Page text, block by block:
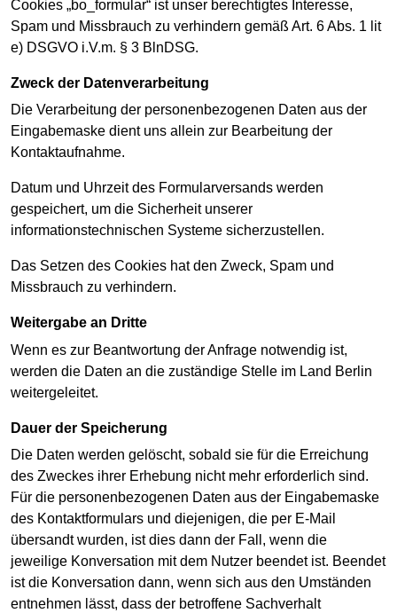
Cookies „bo_formular“ ist unser berechtigtes Interesse,
Spam und Missbrauch zu verhindern gemäß Art. 6 Abs. 1 lit
e) DSGVO i.V.m. § 3 BlnDSG.
Zweck der Datenverarbeitung
Die Verarbeitung der personenbezogenen Daten aus der
Eingabemaske dient uns allein zur Bearbeitung der
Kontaktaufnahme.
Datum und Uhrzeit des Formularversands werden
gespeichert, um die Sicherheit unserer
informationstechnischen Systeme sicherzustellen.
Das Setzen des Cookies hat den Zweck, Spam und
Missbrauch zu verhindern.
Weitergabe an Dritte
Wenn es zur Beantwortung der Anfrage notwendig ist,
werden die Daten an die zuständige Stelle im Land Berlin
weitergeleitet.
Dauer der Speicherung
Die Daten werden gelöscht, sobald sie für die Erreichung
des Zweckes ihrer Erhebung nicht mehr erforderlich sind.
Für die personenbezogenen Daten aus der Eingabemaske
des Kontaktformulars und diejenigen, die per E-Mail
übersandt wurden, ist dies dann der Fall, wenn die
jeweilige Konversation mit dem Nutzer beendet ist. Beendet
ist die Konversation dann, wenn sich aus den Umständen
entnehmen lässt, dass der betroffene Sachverhalt